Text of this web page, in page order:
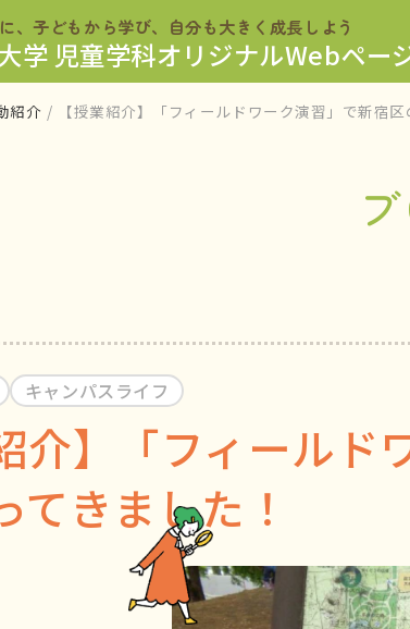
キップ
、子どもから学び、 自分も大きく成長しよう
学 児童学科オリジナルWebペー
紹介 【授業紹介】「フィールドワーク演習」で新宿
カテゴリ：
記事のカテゴリ：
キャンパスライフ
介】「フィール
てきました！